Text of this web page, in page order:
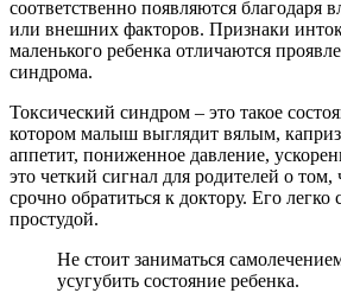
соответственно появляются благодаря
или внешних факторов. Признаки
маленького ребенка отличаются
синдрома.
Токсический синдром – это такое
котором малыш выглядит вялым,
аппетит, пониженное давление,
это четкий сигнал для родителей о том,
срочно обратиться к доктору. Его легко
простудой.
Не стоит заниматься
усугубить состояние ребенка.